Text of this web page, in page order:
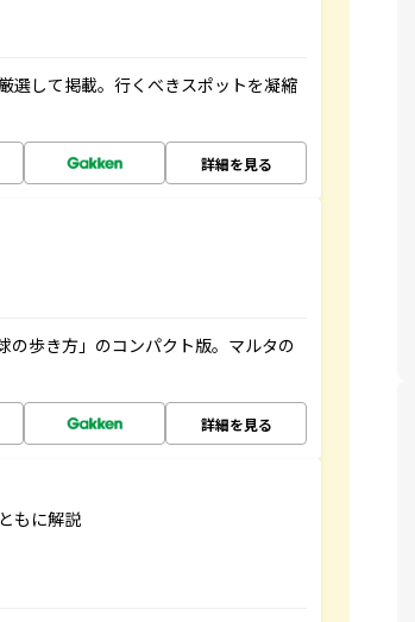
選して掲載。行くべきスポットを凝縮
詳細を見る
の歩き方」のコンパクト版。マルタの
詳細を見る
もに解説